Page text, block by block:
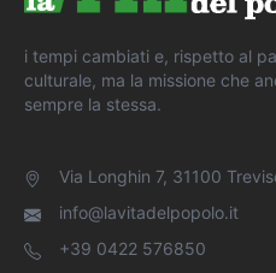
i tempi cambiati e, rispetto al
culturale, ma la missione che
sempre la stessa.
Via Longhin 7, 31100
info@lavitadelpopolo.it
+39 0422 576850